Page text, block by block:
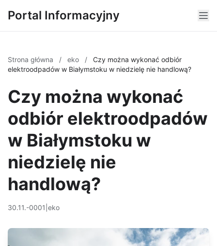
Portal Informacyjny
Strona główna / eko /
Czy można wykonać odbiór
elektroodpadów w Białymstoku w niedzielę nie handlową?
Czy można wykonać
odbiór elektroodpadów
w Białymstoku w
niedzielę nie
handlową?
30.11.-0001 eko